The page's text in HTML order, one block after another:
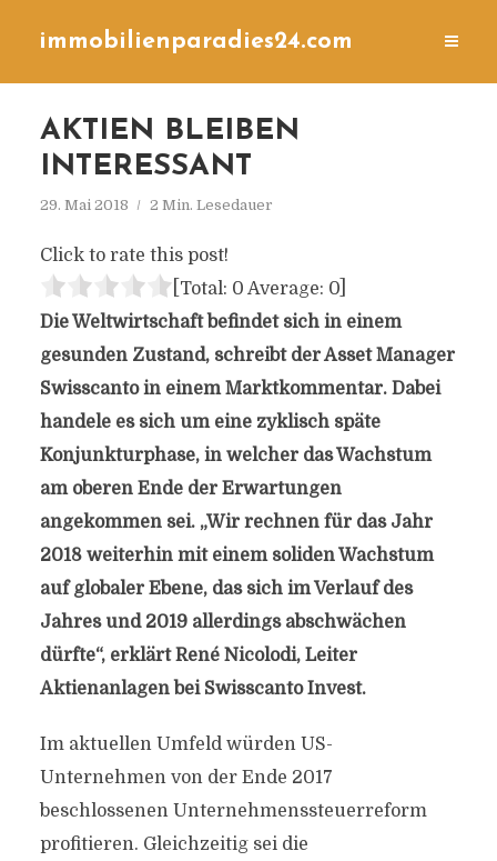
immobilienparadies24.com
AKTIEN BLEIBEN
INTERESSANT
29. Mai 2018 2 Min. Lesedauer
Click to rate this post!
[Total: 0 Average: 0]
Die Weltwirtschaft befindet sich in einem
gesunden Zustand, schreibt der Asset Manager
Swisscanto in einem Marktkommentar. Dabei
handele es sich um eine zyklisch späte
Konjunkturphase, in welcher das Wachstum
am oberen Ende der Erwartungen
angekommen sei. „Wir rechnen für das Jahr
2018 weiterhin mit einem soliden Wachstum
auf globaler Ebene, das sich im Verlauf des
Jahres und 2019 allerdings abschwächen
dürfte“, erklärt René Nicolodi, Leiter
Aktienanlagen bei Swisscanto Invest.
Im aktuellen Umfeld würden US-
Unternehmen von der Ende 2017
beschlossenen Unternehmenssteuerreform
profitieren. Gleichzeitig sei die